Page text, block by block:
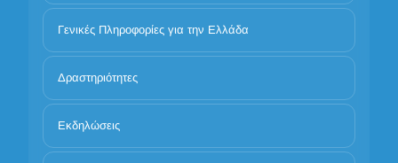
Γενικές Πληροφορίες για την Ελλάδα
Δραστηριότητες
Εκδηλώσεις